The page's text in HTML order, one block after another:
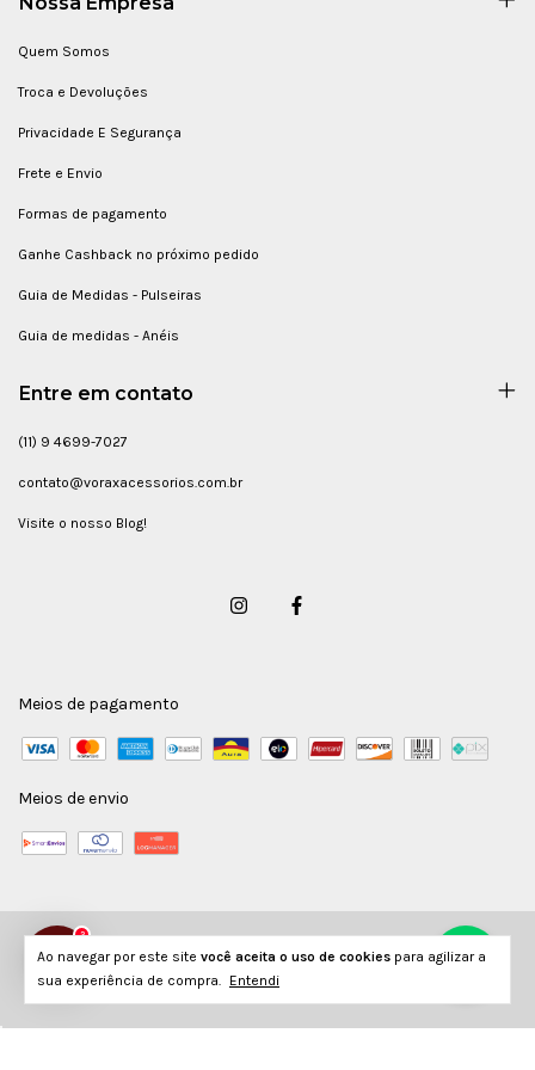
Ao navegar por este site você aceita o uso de cookies para agilizar a
sua experiência de compra. Entendi
Quem Somos
Troca e Devoluções
Privacidade E Segurança
Frete e Envio
Formas de pagamento
Ganhe Cashback no próximo pedido
Guia de Medidas - Pulseiras
Guia de medidas - Anéis
Entre em contato
(11) 9 4699-7027
contato@voraxacessorios.com.br
Visite o nosso Blog!
Meios de pagamento
Meios de envio
Copyright Vorax Acessórios - 26124789000186 - 2026. Todos os direitos reservados.
2